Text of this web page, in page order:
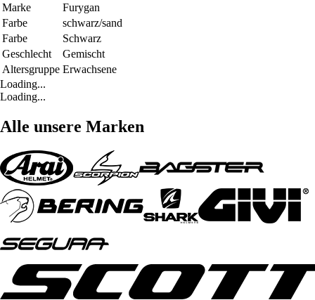
Marke
Furygan
Farbe
schwarz/sand
Farbe
Schwarz
Geschlecht
Gemischt
Altersgruppe Erwachsene
Loading...
Loading...
Alle unsere Marken